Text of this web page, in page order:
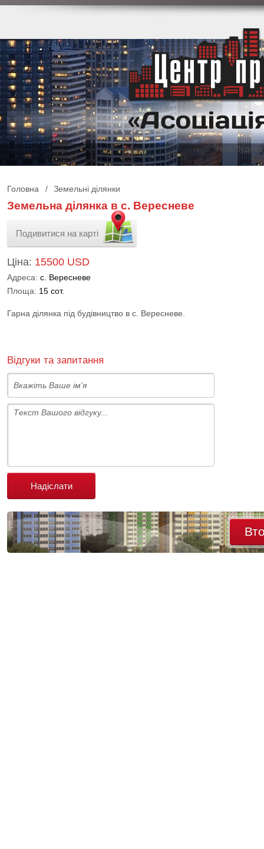
Головна / Земельні ділянки
Земельна ділянка в с. Вересневе
Подивитися на карті
Ціна: 15500 USD
Адреса: с. Вересневе
Площа: 15 сот.
Гарна ділянка під будівництво в с. Вересневе.
Відгуки та запитання
Надіслати